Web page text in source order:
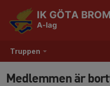
Truppen
IK GÖTA
A-lag
Medlemmen är